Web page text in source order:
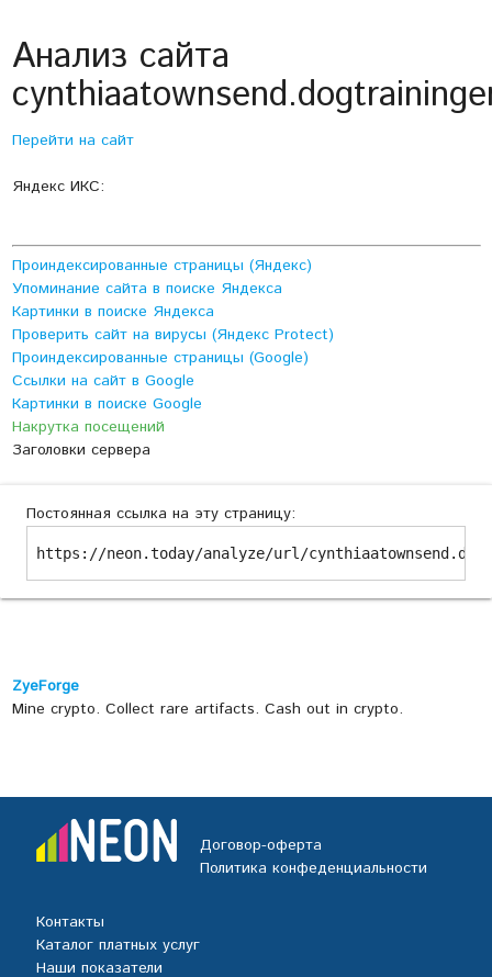
Анализ сайта
Перейти на сайт
Яндекс ИКС:
Проиндексированные страницы (Яндекс)
Упоминание сайта в поиске Яндекса
Картинки в поиске Яндекса
Проверить сайт на вирусы (Яндекс Protect)
Проиндексированные страницы (Google)
Ссылки на сайт в Google
Картинки в поиске Google
Накрутка посещений
Заголовки сервера
Постоянная ссылка на эту страницу:
https://neon.today/analyze/url/
ZyeForge
Mine crypto. Collect rare artifacts. Cash out in crypto.
Договор-оферта
Политика конфеденциальности
Контакты
Каталог платных услуг
Наши показатели